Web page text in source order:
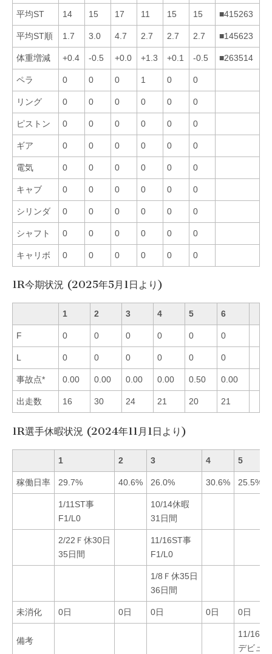
平均ST 14 15 17 11 15 15 ■415263
平均ST順 1.7 3.0 4.7 2.7 2.7 2.7 ■145623
体重増減 +0.4 -0.5 +0.0 +1.3 +0.1 -0.5 ■263514
ペラ 0 0 0 1 0 0
リング 0 0 0 0 0 0
ピストン 0 0 0 0 0 0
ギア 0 0 0 0 0 0
電気 0 0 0 0 0 0
キャブ 0 0 0 0 0 0
シリンダ 0 0 0 0 0 0
シャフト 0 0 0 0 0 0
キャリボ 0 0 0 0 0 0
1R今期状況 (2025年5月1日より)
1 2 3 4 5 6
F 0 0 0 0 0 0
L 0 0 0 0 0 0
事故点* 0.00 0.00 0.00 0.00 0.50 0.00
出走数 16 30 24 21 20 21
1R選手休暇状況 (2024年11月1日より)
1 2 3 4 5
稼働日率 29.7% 40.6% 26.0% 30.6% 25.5%
1/11ST事
F1/L0
10/14休暇
31日間
2/22Ｆ休30日
35日間
11/16ST事
F1/L0
1/8Ｆ休35日
36日間
未消化 0日 0日 0日 0日 0日
備考
11/16
デビュー